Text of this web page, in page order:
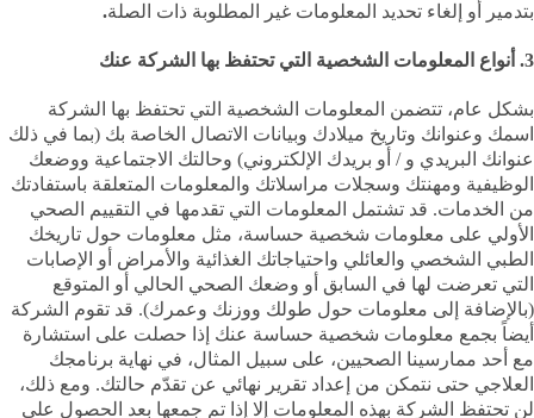
بتدمير أو إلغاء تحديد المعلومات غير المطلوبة ذات الصلة.
3. أنواع المعلومات الشخصية التي تحتفظ بها الشركة عنك
بشكل عام، تتضمن المعلومات الشخصية التي تحتفظ بها الشركة
اسمك وعنوانك وتاريخ ميلادك وبيانات الاتصال الخاصة بك (بما في ذلك
عنوانك البريدي و / أو بريدك الإلكتروني) وحالتك الاجتماعية ووضعك
الوظيفية ومهنتك وسجلات مراسلاتك والمعلومات المتعلقة باستفادتك
من الخدمات. قد تشتمل المعلومات التي تقدمها في التقييم الصحي
الأولي على معلومات شخصية حساسة، مثل معلومات حول تاريخك
الطبي الشخصي والعائلي واحتياجاتك الغذائية والأمراض أو الإصابات
التي تعرضت لها في السابق أو وضعك الصحي الحالي أو المتوقع
(بالإضافة إلى معلومات حول طولك ووزنك وعمرك). قد تقوم الشركة
أيضاً بجمع معلومات شخصية حساسة عنك إذا حصلت على استشارة
مع أحد ممارسينا الصحيين، على سبيل المثال، في نهاية برنامجك
العلاجي حتى نتمكن من إعداد تقرير نهائي عن تقدّم حالتك. ومع ذلك،
لن تحتفظ الشركة بهذه المعلومات إلا إذا تم جمعها بعد الحصول على